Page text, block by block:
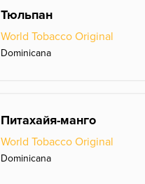
Тюльпан
World Tobacco Original
Dominicana
Питахайя-манго
World Tobacco Original
Dominicana